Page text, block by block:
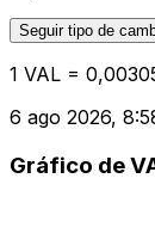
Seguir tipo de
1 VAL =
6 ago 2026,
Gráfico de